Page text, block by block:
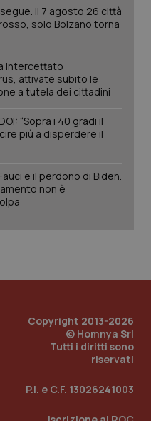
Il 7 agosto 26 città
solo Bolzano torna
intercettato
attivate subito le
a tutela dei cittadini
“Sopra i 40 gradi il
più a disperdere il
e il perdono di Biden.
non è
Copyright 2013-2026
© Homnya Srl
Tutti i diritti sono
riservati
P.I. e C.F. 13026241003
Sessione
secondi